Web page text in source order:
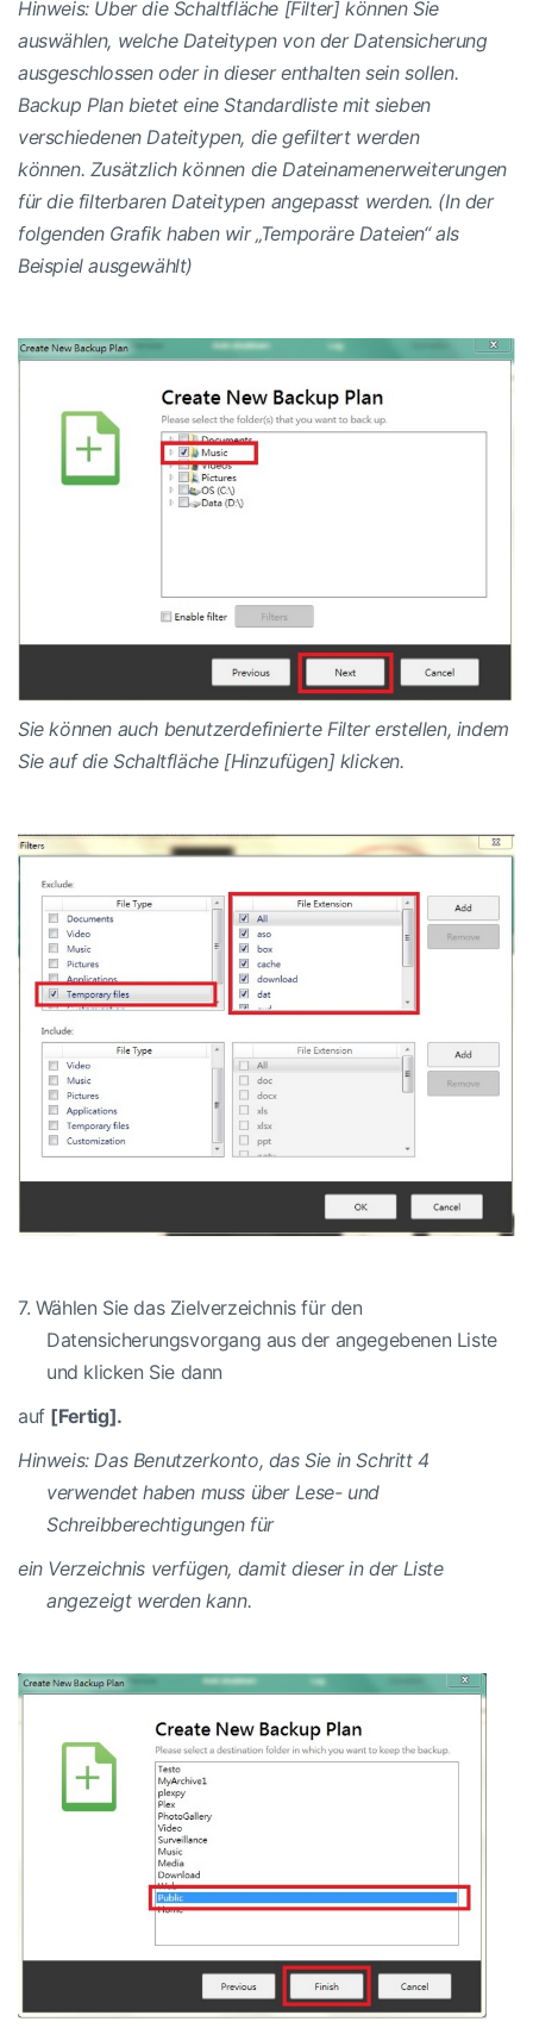
Hinweis: Über die Schaltfläche [Filter] können Sie
auswählen, welche Dateitypen von der Datensicherung
ausgeschlossen oder in dieser enthalten sein sollen.
Backup Plan bietet eine Standardliste mit sieben
verschiedenen Dateitypen, die gefiltert werden
können. Zusätzlich können die Dateinamenerweiterungen
für die filterbaren Dateitypen angepasst werden. (In der
folgenden Grafik haben wir „Temporäre Dateien“ als
Beispiel ausgewählt)
Sie können auch benutzerdefinierte Filter erstellen, indem
Sie auf die Schaltfläche [Hinzufügen] klicken.
7. Wählen Sie das Zielverzeichnis für den
Datensicherungsvorgang aus der angegebenen Liste
und klicken Sie dann
auf [Fertig].
Hinweis: Das Benutzerkonto, das Sie in Schritt 4
verwendet haben muss über Lese- und
Schreibberechtigungen für
ein Verzeichnis verfügen, damit dieser in der Liste
angezeigt werden kann.